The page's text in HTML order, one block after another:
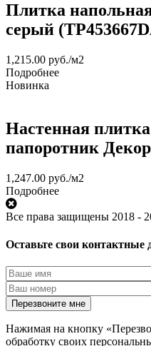
Плитка
серый
1,215.00 руб./м2
Подробнее
Новинка
Настенная
папоротник
1,247.00 руб./м2
Подробнее
Все права защищены 2018 -
Оставьте свои
Нажимая на кнопку
обработку своих